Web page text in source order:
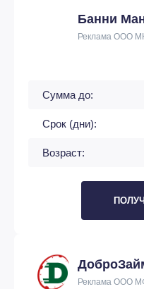
Банни
Реклама ООО
Сумма до:
Срок (дни):
Возраст:
Реклама ООО